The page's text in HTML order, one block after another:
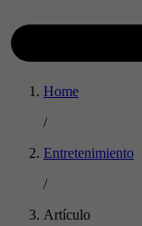
Home
/
Entretenimiento
/
Artículo